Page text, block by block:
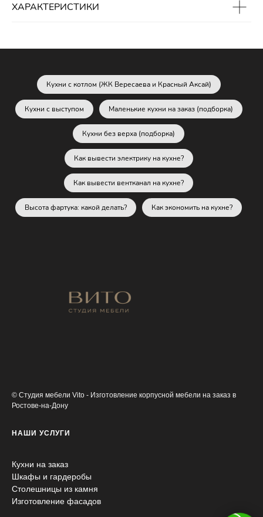
ХАРАКТЕРИСТИКИ
Кухни с котлом (ЖК Вересаева и Красный Аксай)
Кухни с выступом Маленькие кухни на заказ (подборка)
Кухни без верха (подборка)
Как вывести электрику на кухне?
Как вывести вентканал на кухне?
Высота фартука: какой делать? Как экономить на кухне?
© Студия мебели Vito - Изготовление корпусной мебели на заказ в
Ростове-на-Дону
НАШИ УСЛУГИ
Кухни на заказ
Шкафы и гардеробы
Столешницы из камня
Изготовление фасадов